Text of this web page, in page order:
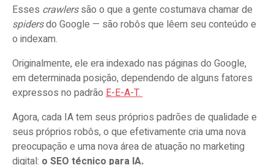
Esses crawlerssão o que a gente costumava chamar de
spidersdo Google — são robôs que lêem seu conteúdo e
o indexam.
Originalmente, ele era indexado nas páginas do Google,
em determinada posição, dependendo de alguns fatores
expressos no padrão E-E-A-T.
Agora, cada IA tem seus próprios padrões de qualidade e
seus próprios robôs, o que efetivamente cria uma nova
preocupação e uma nova área de atuação no marketing
digital: o SEO técnico para IA.